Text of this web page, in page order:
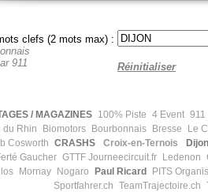
clefs (2 mots max) :
911
Réinitialiser
/ MAGAZINES 100% Piste 4 Event 911
du Rhin Biomotors Bourbonnais Bresse
Le
Cosworth CRASHS Croix-en-Ternois
Gaucher GTTFJourneecircuit.fr Ledenon
Mornay Nogaro Paul Ricard
PITS
Sportfahrer.ch TeamTrajectoire.ch